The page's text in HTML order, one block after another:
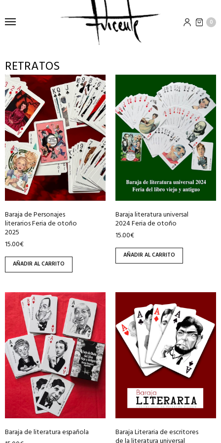
0
RETRATOS
Baraja de Personajes
literarios Feria de otoño
2025
15.00€
AÑADIR AL CARRITO
Baraja literatura universal
2024 Feria de otoño
15.00€
AÑADIR AL CARRITO
Baraja de literatura española
Baraja Literaria de escritores